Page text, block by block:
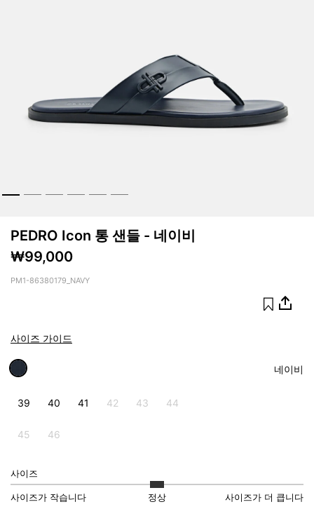
PEDRO Icon 통 샌들 - 네이비
₩99,000
PM1-86380179_NAVY
사이즈 가이드
네이비
39 40 41 42 43 44
45 46
사이즈
사이즈가 작습니다 정상 사이즈가 더 큽니다